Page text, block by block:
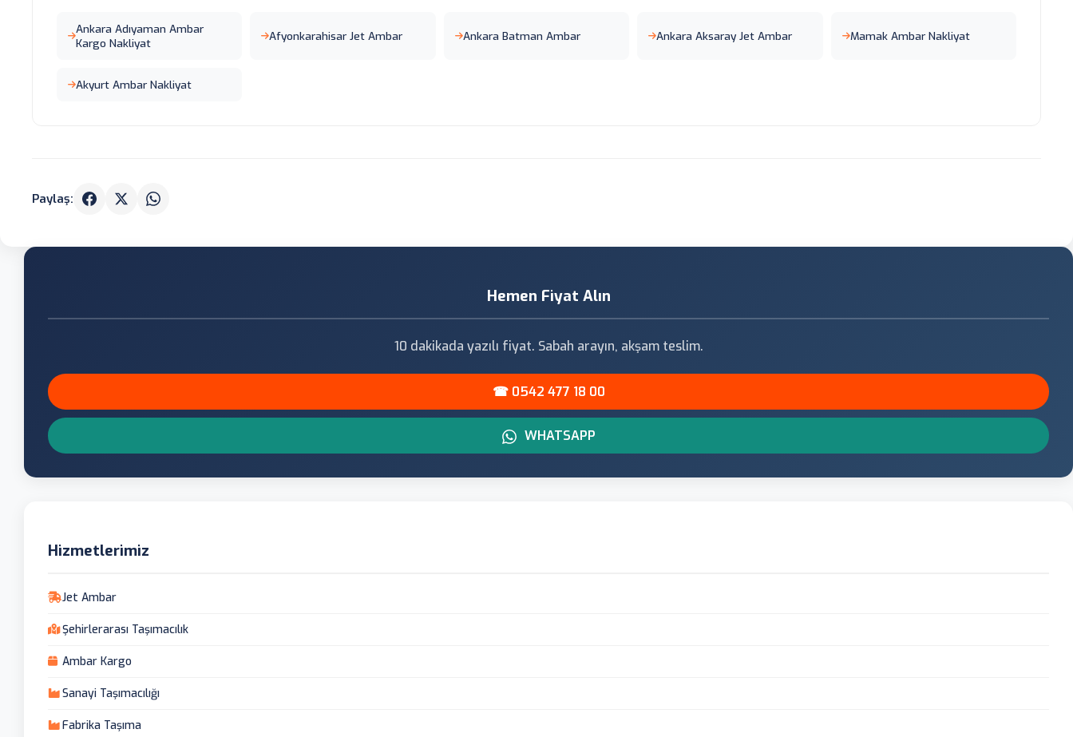
Ankara Adıyaman Ambar
Kargo Nakliyat
Afyonkarahisar Jet Ambar Ankara Batman Ambar Ankara Aksaray Jet Ambar Mamak Ambar Nakliyat
Akyurt Ambar Nakliyat
Paylaş:
Hemen Fiyat Alın
10 dakikada yazılı fiyat. Sabah arayın, akşam teslim.
☎ 0542 477 18 00
WHATSAPP
Hizmetlerimiz
Jet Ambar
Şehirlerarası Taşımacılık
Ambar Kargo
Sanayi Taşımacılığı
Fabrika Taşıma